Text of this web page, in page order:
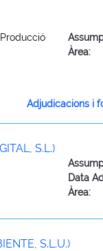
Àrea:
Adjudicacions i
S.L.)
Data
Àrea:
S.L.U.)